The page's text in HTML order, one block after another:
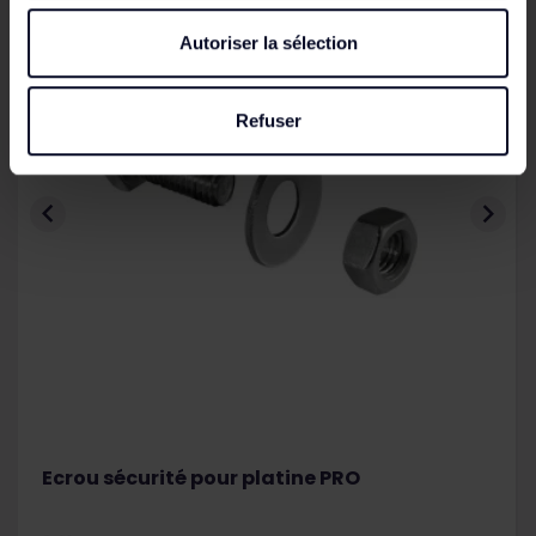
Autoriser la sélection
Refuser
Ecrou sécurité pour platine PRO
 